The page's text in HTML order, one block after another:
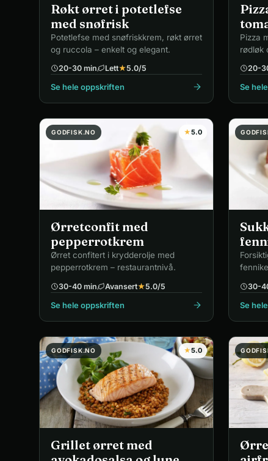
Røkt ørret i potetlefse
med snøfrisk
Potetlefse med snøfriskkrem, røkt ørret
og ruccola – enkelt og elegant.
20-30 min Lett★5.0/5
Se hele oppskriften
Pizza
rødløk
20-
Se
GODFISK.NO ★5.0
Ørretconfit med
pepperrotkrem
Ørret confitert i krydderolje med
pepperrotkrem – restaurantnivå.
30-40 min Avansert★5.0/5
Se hele oppskriften
30-
Se
GODFISK.NO ★5.0
Grillet ørret med